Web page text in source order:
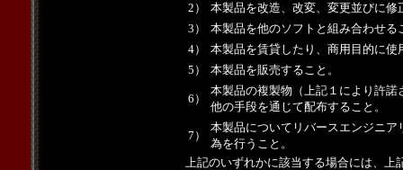
2）
本製品を改造、改変、変更並びに
3）
本製品を他のソフトと組み合わせる
4）
本製品を賃貸したり、商用目的に使
5）
本製品を販売すること。
6）
本製品の複製物（上記１により許
他の手段を通じて配布すること。
7）
本製品についてリバースエンジニ
為を行うこと。
上記のいずれかに該当する場合には、上